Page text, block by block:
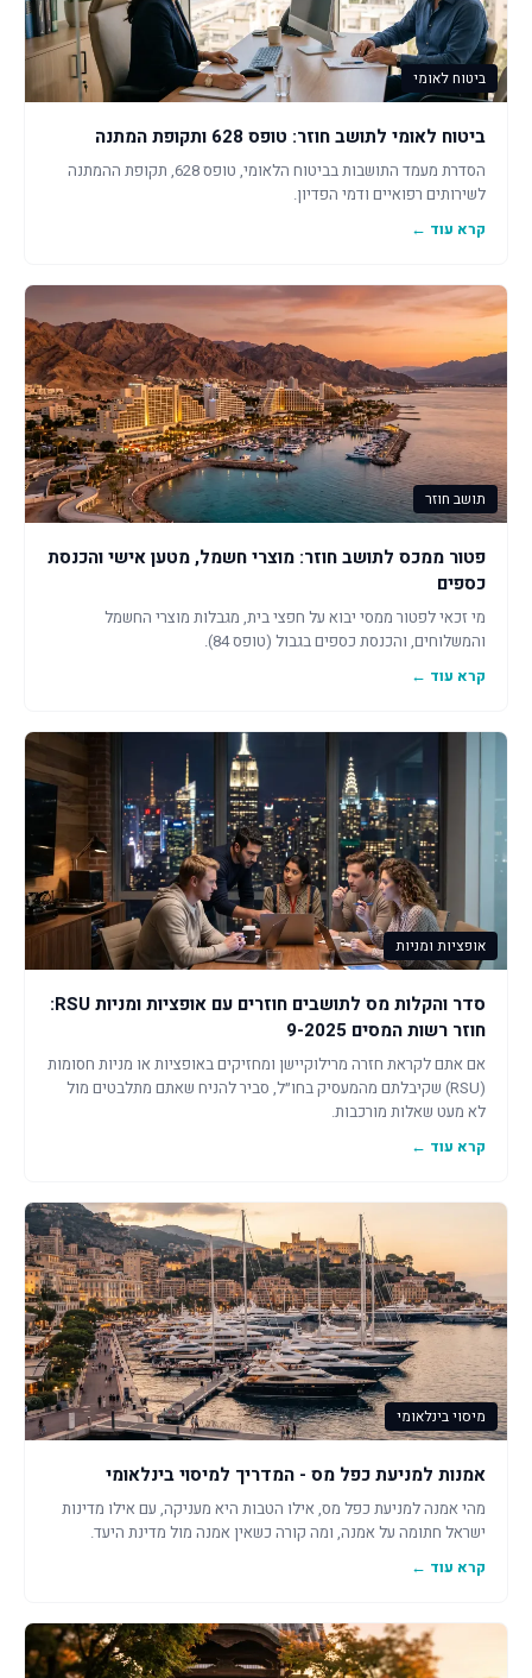
ביטוח לאומי
ביטוח לאומי לתושב חוזר: טופס 628 ותקופת המתנה
הסדרת מעמד התושבות בביטוח הלאומי, טופס 628, תקופת ההמתנה
לשירותים רפואיים ודמי הפדיון.
קרא עוד ←
תושב חוזר
פטור ממכס לתושב חוזר: מוצרי חשמל, מטען אישי והכנסת
כספים
מי זכאי לפטור ממסי יבוא על חפצי בית, מגבלות מוצרי החשמל
והמשלוחים, והכנסת כספים בגבול (טופס 84).
קרא עוד ←
אופציות ומניות
סדר והקלות מס לתושבים חוזרים עם אופציות ומניות RSU:
חוזר רשות המסים 9-2025
אם אתם לקראת חזרה מרילוקיישן ומחזיקים באופציות או מניות חסומות
(RSU) שקיבלתם מהמעסיק בחו״ל, סביר להניח שאתם מתלבטים מול
לא מעט שאלות מורכבות.
קרא עוד ←
מיסוי בינלאומי
אמנות למניעת כפל מס - המדריך למיסוי בינלאומי
מהי אמנה למניעת כפל מס, אילו הטבות היא מעניקה, עם אילו מדינות
ישראל חתומה על אמנה, ומה קורה כשאין אמנה מול מדינת היעד.
קרא עוד ←